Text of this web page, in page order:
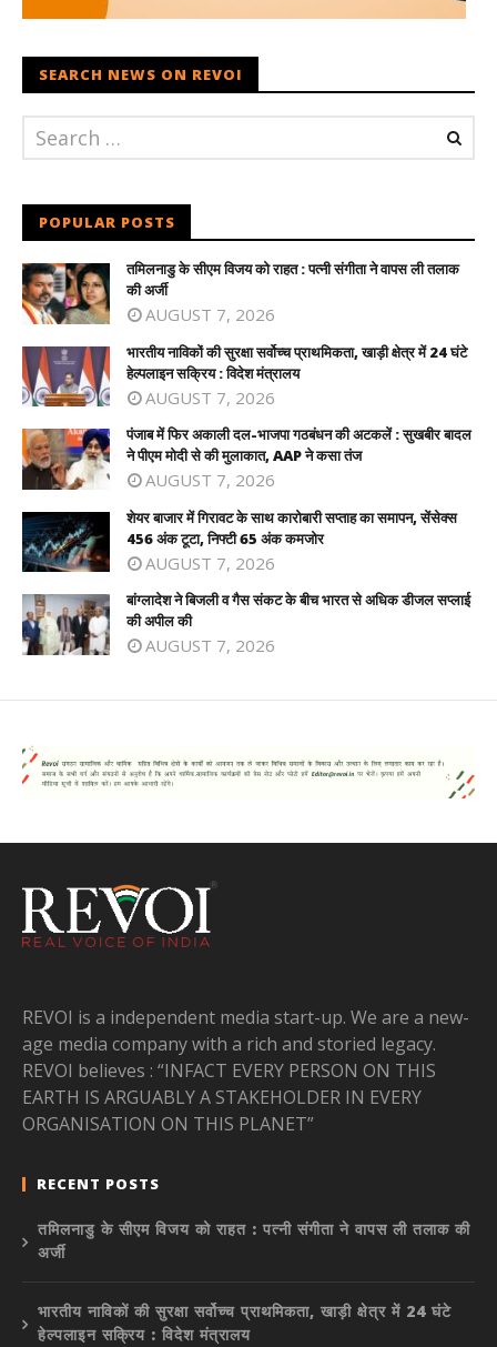
SEARCH NEWS ON REVOI
POPULAR POSTS
तमिलनाडु के सीएम विजय को राहत : पत्नी संगीता ने वापस ली तलाक
की अर्जी
AUGUST 7, 2026
भारतीय नाविकों की सुरक्षा सर्वोच्च प्राथमिकता, खाड़ी क्षेत्र में 24 घंटे
हेल्पलाइन सक्रिय : विदेश मंत्रालय
AUGUST 7, 2026
पंजाब में फिर अकाली दल-भाजपा गठबंधन की अटकलें : सुखबीर बादल
ने पीएम मोदी से की मुलाकात, AAP ने कसा तंज
AUGUST 7, 2026
शेयर बाजार में गिरावट के साथ कारोबारी सप्ताह का समापन, सेंसेक्स
456 अंक टूटा, निफ्टी 65 अंक कमजोर
AUGUST 7, 2026
बांग्लादेश ने बिजली व गैस संकट के बीच भारत से अधिक डीजल सप्लाई
की अपील की
AUGUST 7, 2026
REVOI is a independent media start-up. We are a new-
age media company with a rich and storied legacy.
REVOI believes : “INFACT EVERY PERSON ON THIS
EARTH IS ARGUABLY A STAKEHOLDER IN EVERY
ORGANISATION ON THIS PLANET”
RECENT POSTS
तमिलनाडु के सीएम विजय को राहत : पत्नी संगीता ने वापस ली तलाक की
अर्जी
भारतीय नाविकों की सुरक्षा सर्वोच्च प्राथमिकता, खाड़ी क्षेत्र में 24 घंटे
हेल्पलाइन सक्रिय : विदेश मंत्रालय